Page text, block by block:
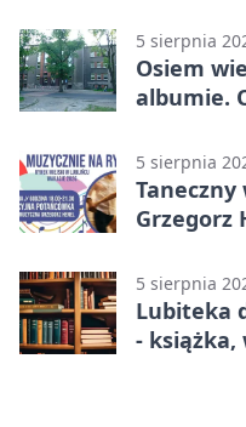
5 sierpnia
Osiem
albumie.
5 sierpnia
Taneczny
Grzegorz
5 sierpnia
Lubiteka
- książka,